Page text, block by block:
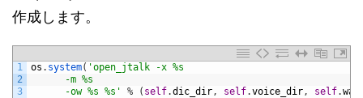
作成します。
1
2
3
os . system( 'open_jtalk -x %s
-m %s
-ow %s %s'
% ( self.dic_dir, self.voice_dir, self.